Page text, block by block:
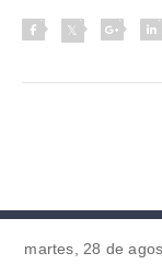
martes, 28 de